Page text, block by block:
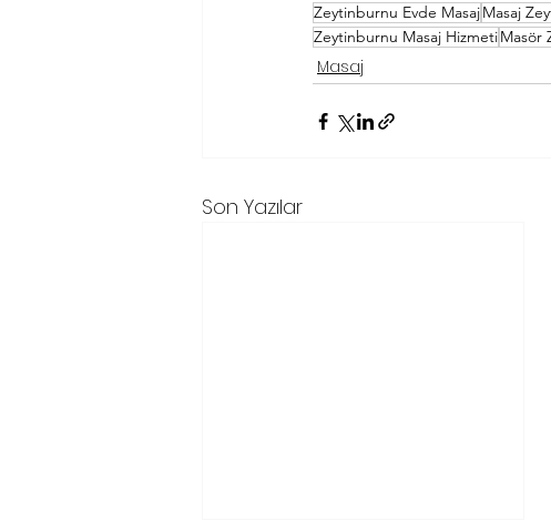
Zeytinburnu Evde MasajMasaj
Zeytinburnu Masaj HizmetiMasör
Masaj
Son Yazılar